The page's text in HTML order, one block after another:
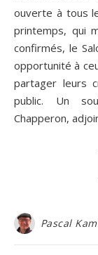
ouverte à tous
printemps, qui
confirmés, le
opportunité à
partager leurs
public. Un
Chapperon,
Pascal